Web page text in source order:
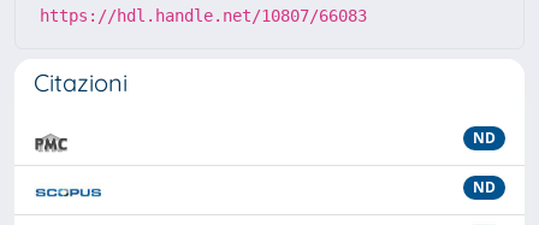
https://hdl.handle.net/10807/66083
Citazioni
ND
ND